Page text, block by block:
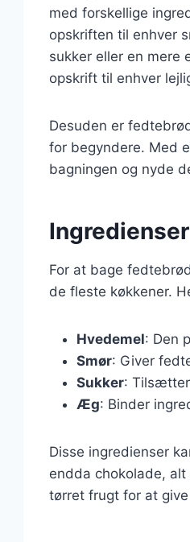
med forskellige
opskriften til enhver
sukker eller en mere
opskrift til enhver
Desuden er
for begyndere. Med
bagningen og nyde
For at bage
de fleste køkkener.
Hvedemel: Den
Smør: Giver
Sukker:
Æg: Binder
Disse ingredienser
endda chokolade,
tørret frugt for at